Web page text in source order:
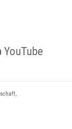
YouTube